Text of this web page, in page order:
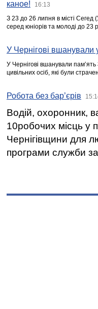
каное!
16:13
З 23 до 26 липня в місті Сегед
серед юніорів та молоді до 23
У Чернігові вшанували
У Чернігові вшанували
цивільних осіб, які були
Робота без бар’єрів
Водій, охоронник,
10робочих місць у
Чернігівщини для
програми служби